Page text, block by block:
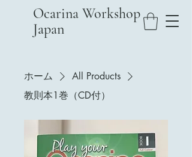
Ocarina Workshop
Japan
ホーム
All Products
教則本1巻（CD付）